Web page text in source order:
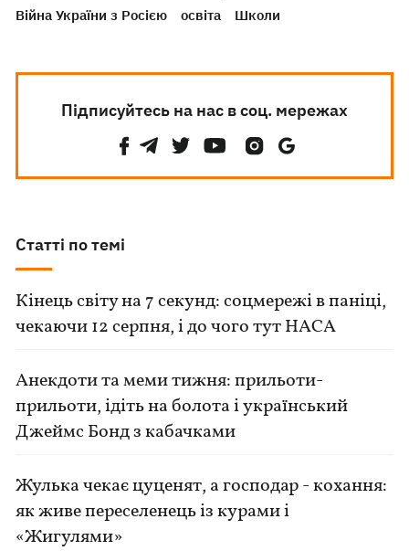
Війна України з Росією
освіта Школи
Підписуйтесь на нас в соц. мережах
Статті по темі
Кінець світу на 7 секунд: соцмережі в паніці,
чекаючи 12 серпня, і до чого тут НАСА
Анекдоти та меми тижня: прильоти-
прильоти, ідіть на болота і український
Джеймс Бонд з кабачками
Жулька чекає цуценят, а господар - кохання:
як живе переселенець із курами і
«Жигулями»